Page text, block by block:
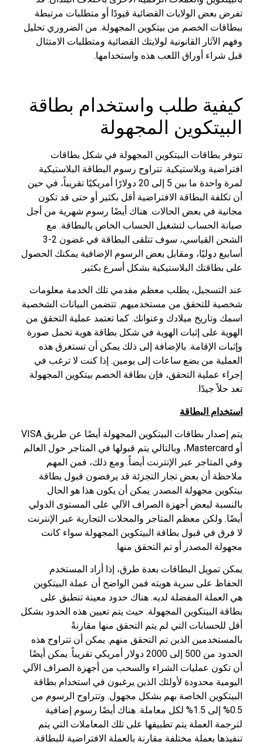
تفرض بعض الولايات القضائية قيودًا أو متطلبات مرتبطة
ببطاقات الخصم من بيتكوين المجهولة. من الضروري تحليل
وفهم الآثار القانونية لولايتك القضائية ومتطلبات الامتثال
قبل شراء أوراق اللعب هذه واستخدامها.
كيفية طلب واستخدام بطاقة
البيتكوين المجهولة
تتوفر بطاقات البيتكوين المجهولة في شكل بطاقات
افتراضية وبلاستيكية. تتراوح رسوم البطاقة البلاستيكية
لمرة واحدة ما بين 5 إلى 20 دولارًا أمريكيًا تقريباً، في حين
أن تكلفة البطاقة الافتراضية أقل بكثير أو حتى قد تكون
مجانية في بعض الحالات. هناك أيضًا رسوم شهرية من أجل
صيانة الحساب لتشغيل الحساب الخاص بالبطاقة. مع
الشحن القياسي، سوف تتلقى البطاقة في غضون 2-3
أسابيع دوليًا، ومقابل بعض الرسوم الإضافية يمكنك الحصول
على بطاقتك البلاستيكية بشكل أسرع بكثير.
عند التسجيل، يطلب معظم مقدمي تلك الخدمة معلومات
شخصية للتحقق من مستخدميهم. تتضمن البيانات الشخصية
اسمك وتاريخ ميلادك وعنوانك. كما تعتمد عملية التحقق من
الهوية على إثبات الهوية في شكل بطاقة هوية تحمل صورة
وإثبات الإقامة. بالإضافة إلى ذلك يمكن أن تستغرق هذه
العملية من بضع ساعات إلى يومين. إذا كنت لا ترغب في
إجراء عملية التحقق، فإن بطاقة الخصم بيتكوين المجهولة
تعد حلاً جيدًا.
استخدام البطاقة
يتم إصدار بطاقات البيتكوين المجهولة أيضًا عن طريق VISA
أو Mastercard، وبالتالي يتم قبولها في المتاجر حول العالم
وفي المتاجر عبر الإنترنت أيضاً. ومع ذلك، فمن المهم
ملاحظة أن بعض تجار التجزئة قد يرفضون قبول بطاقة
بيتكوين مجهولة المصدر. يمكن أن يكون هذا هو الحال
بالنسبة لبعض أجهزة الصراف الآلي على المستوى الدولي
أيضًا. ولكن معظم المتاجر والمحلات التجارية عبر الإنترنت
لا فرق في قبول بطاقة البيتكوين المجهولة سواء كانت
مجهولة المصدر أو تم التحقق منها.
يمكن تمويل البطاقات بعدة طرق، إذا أراد المستخدم
الحفاظ على سرية هويته فمن الواضح أن عملة البيتكوين
هي العملة المفضلة لديه. هناك حدود معينة تنطبق على
بطاقة البيتكوين المجهولة. حيث يتم تعيين هذه الحدود بشكل
أقل للحسابات التي لم يتم التحقق منها مقارنةً
بالمستخدمين الذين تم التحقق منهم. يمكن أن تتراوح هذه
الحدود من 500 إلى 2000 دولار أمريكي تقريباً. يمكن أيضًا
أن تكون عمليات الشراء والسحب من أجهزة الصراف الآلي
اليومية محدودة لأولئك الذين يرغبون في استخدام بطاقة
البيتكوين الخاصة بهم بشكل مجهول. وتتراوح الرسوم من
0.5% إلى 1.5% لكل معاملة. هناك أيضًا رسوم إضافية
لترجمة العملة يتم تطبيقها على تلك المعاملات التي يتم
تنفيذها بعملة مختلفة مقارنة بالعملة الافتراضية للبطاقة.